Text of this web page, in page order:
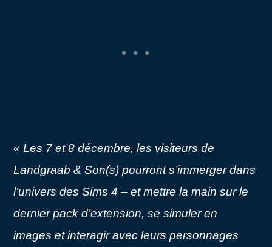
« Les 7 et 8 décembre, les visiteurs de
Landgraab & Son(s) pourront s’immerger dans
l’univers des Sims 4 – et mettre la main sur le
dernier pack d’extension, se simuler en
images et interagir avec leurs personnages